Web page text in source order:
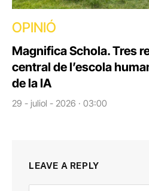
OPINIÓ
Magnifica Schola. Tres
central de l’escola
de la IA
29 - juliol - 2026 · 03:00
LEAVE A REPLY